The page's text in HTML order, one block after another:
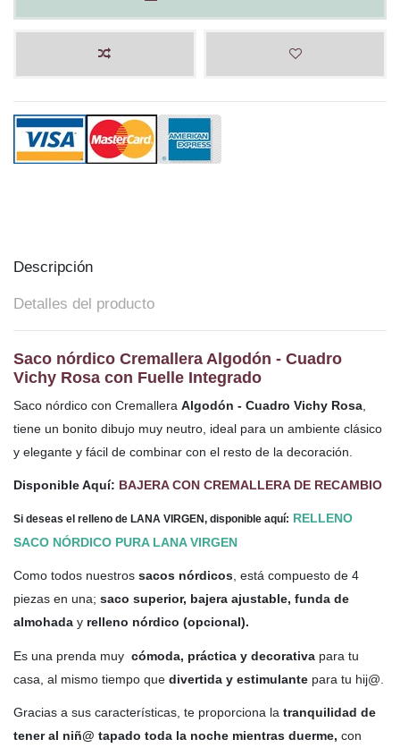
Descripción
Detalles del producto
Saco nórdico Cremallera Algodón - Cuadro
Vichy Rosa con Fuelle Integrado
Saco nórdico con Cremallera Algodón - Cuadro Vichy Rosa
tiene un bonito dibujo muy neutro, ideal para un ambiente clásico
y elegante y fácil de combinar con el resto de la decoración.
Disponible Aquí: BAJERA CON CREMALLERA DE RECAMBIO
Si deseas el relleno de LANA VIRGEN, disponible aquí: RELLENO
SACO NÓRDICO PURA LANA VIRGEN
Como todos nuestros sacos nórdicos, está compuesto de 4
piezas en una; saco superior, bajera ajustable, funda de
almohada y relleno nórdico (opcional).
Es una prenda muy cómoda, práctica y decorativa para tu
casa, al mismo tiempo que divertida y estimulante para tu hij@.
Gracias a sus características, te proporciona la tranquilidad de
tener al niñ@ tapado toda la noche mientras duerme, con